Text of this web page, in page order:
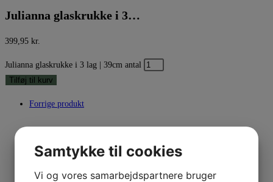
Julianna glaskrukke i 3…
399,95 kr.
Julianna glaskrukke i 3 lag | 39cm antal
Tilføj til kurv
Forrige produkt
Samtykke til cookies
Vi og vores samarbejdspartnere bruger